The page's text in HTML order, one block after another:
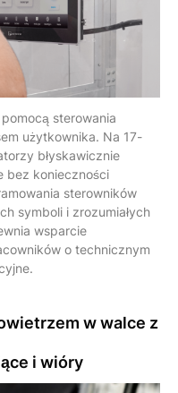
sterowania
użytkownika. Na 17-
błyskawicznie
bez konieczności
sterowników
symboli i zrozumiałych
wsparcie
o technicznym
w walce z
i wióry